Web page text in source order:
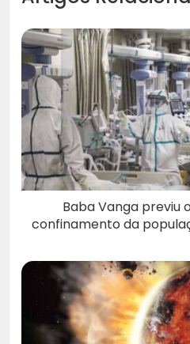
Baba Vanga previu
confinamento da